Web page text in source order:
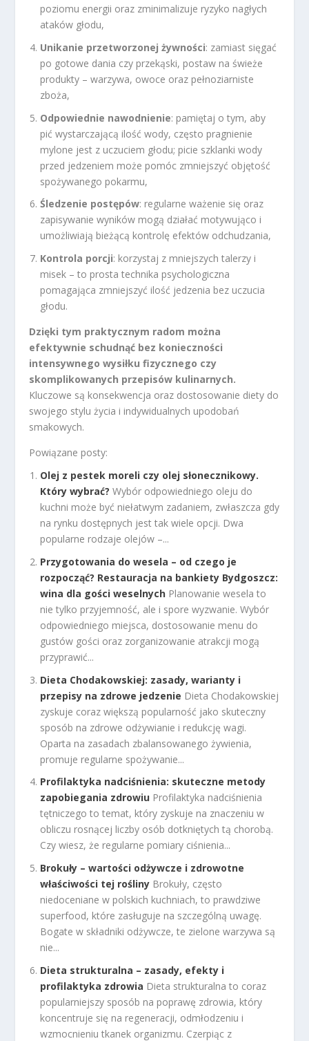
poziomu energii oraz zminimalizuje ryzyko nagłych
ataków głodu,
Unikanie przetworzonej żywności: zamiast sięgać
po gotowe dania czy przekąski, postaw na świeże
produkty – warzywa, owoce oraz pełnoziarniste
zboża,
Odpowiednie nawodnienie: pamiętaj o tym, aby
pić wystarczającą ilość wody, często pragnienie
mylone jest z uczuciem głodu; picie szklanki wody
przed jedzeniem może pomóc zmniejszyć objętość
spożywanego pokarmu,
Śledzenie postępów: regularne ważenie się oraz
zapisywanie wyników mogą działać motywująco i
umożliwiają bieżącą kontrolę efektów odchudzania,
Kontrola porcji: korzystaj z mniejszych talerzy i
misek – to prosta technika psychologiczna
pomagająca zmniejszyć ilość jedzenia bez uczucia
głodu.
Dzięki tym praktycznym radom można
efektywnie schudnąć bez konieczności
intensywnego wysiłku fizycznego czy
skomplikowanych przepisów kulinarnych.
Kluczowe są konsekwencja oraz dostosowanie diety do
swojego stylu życia i indywidualnych upodobań
smakowych.
Powiązane posty:
Olej z pestek moreli czy olej słonecznikowy.
Który wybrać? Wybór odpowiedniego oleju do
kuchni może być niełatwym zadaniem, zwłaszcza gdy
na rynku dostępnych jest tak wiele opcji. Dwa
popularne rodzaje olejów –...
Przygotowania do wesela – od czego je
rozpocząć? Restauracja na bankiety Bydgoszcz:
wina dla gości weselnych Planowanie wesela to
nie tylko przyjemność, ale i spore wyzwanie. Wybór
odpowiedniego miejsca, dostosowanie menu do
gustów gości oraz zorganizowanie atrakcji mogą
przyprawić...
Dieta Chodakowskiej: zasady, warianty i
przepisy na zdrowe jedzenie Dieta Chodakowskiej
zyskuje coraz większą popularność jako skuteczny
sposób na zdrowe odżywianie i redukcję wagi.
Oparta na zasadach zbalansowanego żywienia,
promuje regularne spożywanie...
Profilaktyka nadciśnienia: skuteczne metody
zapobiegania zdrowiu Profilaktyka nadciśnienia
tętniczego to temat, który zyskuje na znaczeniu w
obliczu rosnącej liczby osób dotkniętych tą chorobą.
Czy wiesz, że regularne pomiary ciśnienia...
Brokuły – wartości odżywcze i zdrowotne
właściwości tej rośliny Brokuły, często
niedoceniane w polskich kuchniach, to prawdziwe
superfood, które zasługuje na szczególną uwagę.
Bogate w składniki odżywcze, te zielone warzywa są
nie...
Dieta strukturalna – zasady, efekty i
profilaktyka zdrowia Dieta strukturalna to coraz
popularniejszy sposób na poprawę zdrowia, który
koncentruje się na regeneracji, odmłodzeniu i
wzmocnieniu tkanek organizmu. Czerpiąc z